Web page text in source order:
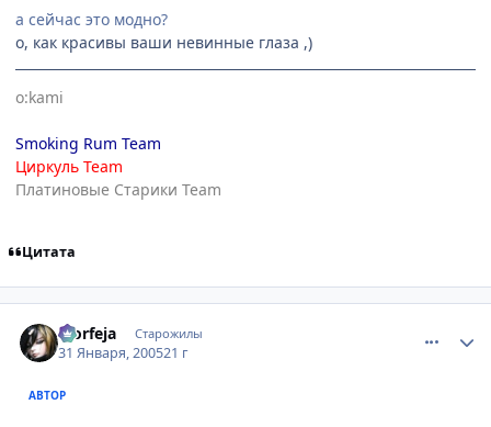
а сейчас это модно?
о, как красивы ваши невинные глаза ,)
o:kami
Smoking Rum Team
Циркуль Team
Платиновые Старики Team
Цитата
Morfeja Старожилы
31 Января, 200521 г
АВТОР